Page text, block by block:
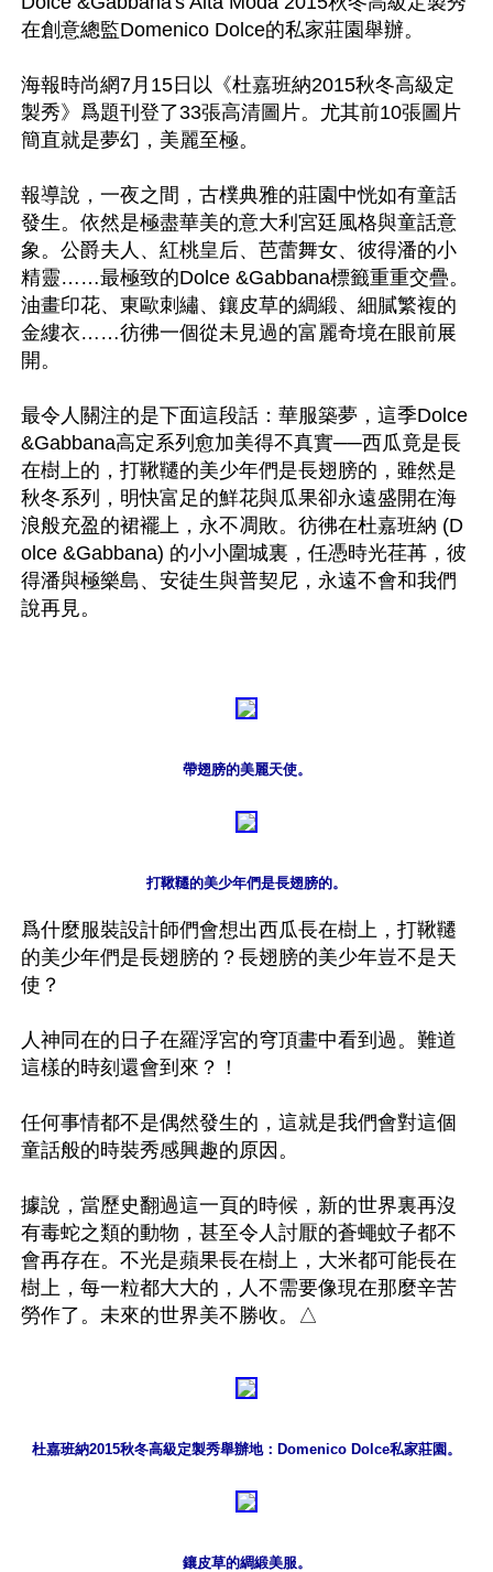
在創意總監Domenico Dolce的私家莊園舉辦。
海報時尚網7月15日以《杜嘉班納2015秋冬高級定
製秀》爲題刊登了33張高清圖片。尤其前10張圖片
簡直就是夢幻，美麗至極。
報導說，一夜之間，古樸典雅的莊園中恍如有童話
發生。依然是極盡華美的意大利宮廷風格與童話意
象。公爵夫人、紅桃皇后、芭蕾舞女、彼得潘的小
精靈……最極致的Dolce &Gabbana標籤重重交疊。
油畫印花、東歐刺繡、鑲皮草的綢緞、細膩繁複的
金縷衣……彷彿一個從未見過的富麗奇境在眼前展
開。
最令人關注的是下面這段話：華服築夢，這季Dolce
&Gabbana高定系列愈加美得不真實──西瓜竟是長
在樹上的，打鞦韆的美少年們是長翅膀的，雖然是
秋冬系列，明快富足的鮮花與瓜果卻永遠盛開在海
浪般充盈的裙襬上，永不凋敗。彷彿在杜嘉班納 (D
olce &Gabbana) 的小小圍城裏，任憑時光荏苒，彼
得潘與極樂島、安徒生與普契尼，永遠不會和我們
說再見。
帶翅膀的美麗天使。
打鞦韆的美少年們是長翅膀的。
爲什麼服裝設計師們會想出西瓜長在樹上，打鞦韆
的美少年們是長翅膀的？長翅膀的美少年豈不是天
使？
人神同在的日子在羅浮宮的穹頂畫中看到過。難道
這樣的時刻還會到來？！
任何事情都不是偶然發生的，這就是我們會對這個
童話般的時裝秀感興趣的原因。
據說，當歷史翻過這一頁的時候，新的世界裏再沒
有毒蛇之類的動物，甚至令人討厭的蒼蠅蚊子都不
會再存在。不光是蘋果長在樹上，大米都可能長在
樹上，每一粒都大大的，人不需要像現在那麼辛苦
杜嘉班納2015秋冬高級定製秀舉辦地：Domenico Dolce私家莊園。
鑲皮草的綢緞美服。